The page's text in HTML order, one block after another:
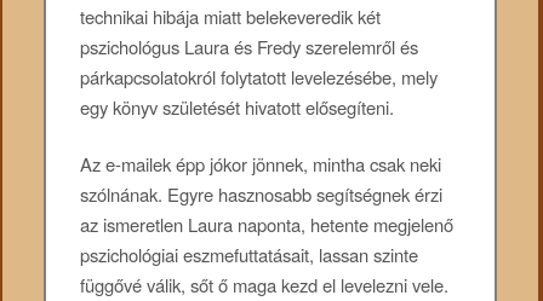
technikai hibája miatt belekeveredik két
pszichológus Laura és Fredy szerelemről és
párkapcsolatokról folytatott levelezésébe, mely
egy könyv születését hivatott elősegíteni.
Az e-mailek épp jókor jönnek, mintha csak neki
szólnának. Egyre hasznosabb segítségnek érzi
az ismeretlen Laura naponta, hetente megjelenő
pszichológiai eszmefuttatásait, lassan szinte
függővé válik, sőt ő maga kezd el levelezni vele.